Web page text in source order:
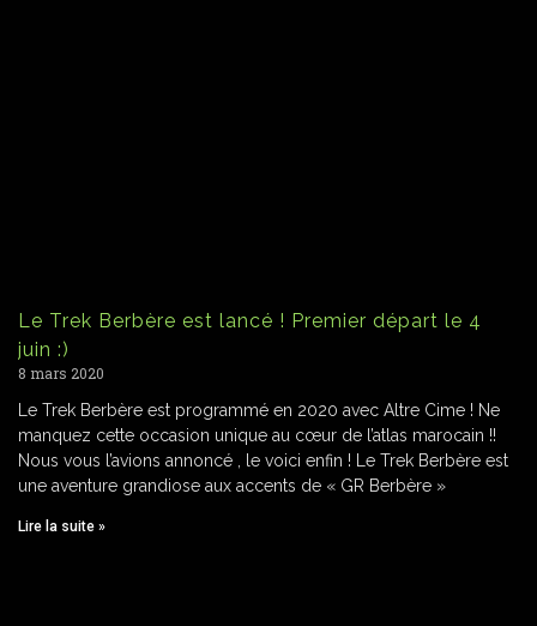
Le Trek Berbère est lancé ! Premier départ le 4
juin :)
8 mars 2020
Le Trek Berbère est programmé en 2020 avec Altre Cime ! Ne
manquez cette occasion unique au cœur de l’atlas marocain !!
Nous vous l’avions annoncé , le voici enfin ! Le Trek Berbère est
une aventure grandiose aux accents de « GR Berbère »
Lire la suite »